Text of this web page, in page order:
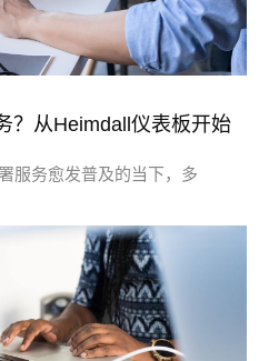
？从Heimdall仪表板开始
服务愈发普及的当下，多